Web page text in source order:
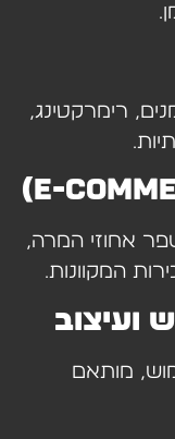
רימרקטינג,
אחוזי המרה,
המקוונות.
מותאם